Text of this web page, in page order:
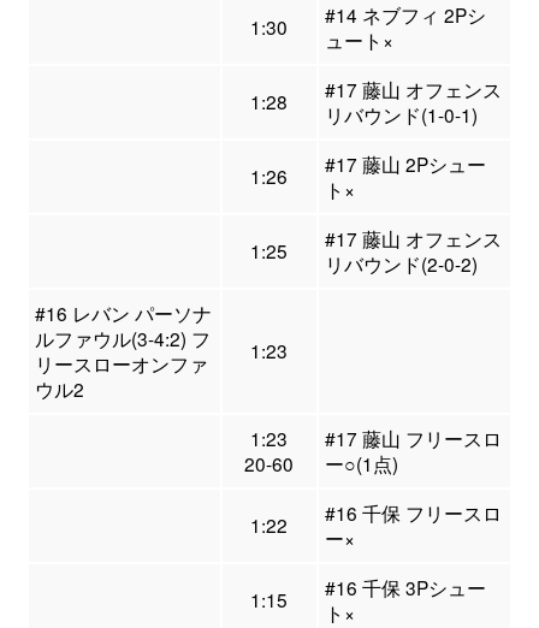
1:30
#14 ネブフィ 2Pシ
ュート×
1:28
#17 藤山 オフェンス
リバウンド(1-0-1)
1:26
#17 藤山 2Pシュー
ト×
1:25
#17 藤山 オフェンス
リバウンド(2-0-2)
#16 レバン パーソナ
ルファウル(3-4:2) フ
リースローオンファ
ウル2
1:23
1:23
20-60
#17 藤山 フリースロ
ー○(1点)
1:22
#16 千保 フリースロ
ー×
1:15
#16 千保 3Pシュー
ト×